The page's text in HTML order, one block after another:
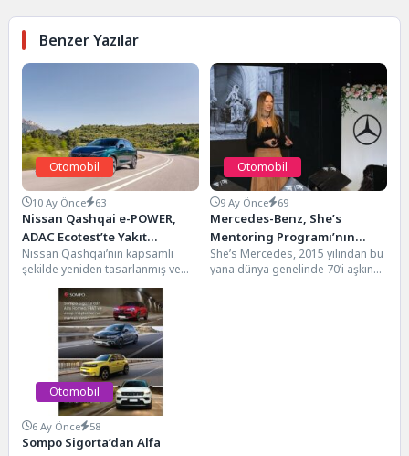
Benzer Yazılar
Otomobil
10 Ay Önce 63
Nissan Qashqai e-POWER,
ADAC Ecotest’te Yakıt
Tüketimiyle Segmentinde
Zirvede
Nissan Qashqai’nin kapsamlı
şekilde yeniden tasarlanmış ve
geliştirilen e-POWER motor
sistemi ile donatılmış versiyonu,
Almanya’nın...
Otomobil
9 Ay Önce 69
Mercedes-Benz, She’s
Mentoring Programı’nın
İkinci Yılını Tamamladı
She’s Mercedes, 2015 yılından bu
yana dünya genelinde 70’i aşkın
Otomobil
6 Ay Önce 58
Sompo Sigorta’dan Alfa